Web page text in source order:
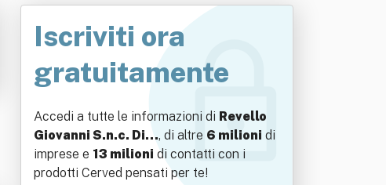
Iscriviti ora
gratuitamente
Accedi a tutte le informazioni di Revello
Giovanni S.n.c. Di…, di altre 6 milioni di
imprese e 13 milioni di contatti con i
prodotti Cerved pensati per te!